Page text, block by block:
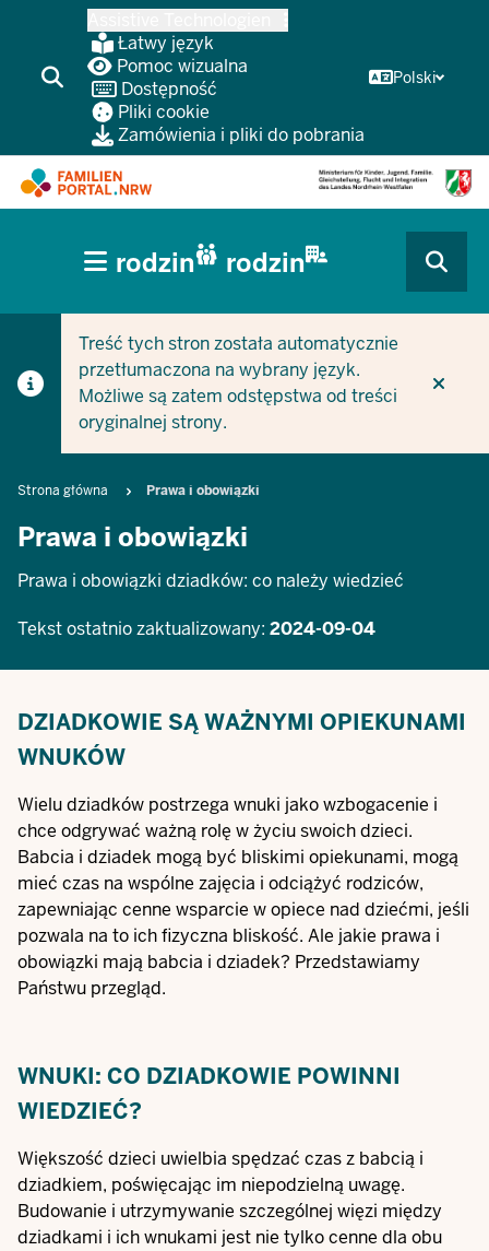
głównej
Łatwy język
Pomoc wizualna
Dostępność
Pliki cookie
Zamówienia i pliki do pobrania
Polski
CURRENT SECTION DLA FIRM/GMIN
CURRENT SECTION DLA RODZIN
HAUPTNAVIGATION
(BÜRGERBEREICH
rodzin rodzin
Treść tych stron została automatycznie
przetłumaczona na wybrany język.
Możliwe są zatem odstępstwa od treści
oryginalnej strony.
Breadcrumb
Strona główna Prawa i obowiązki
Prawa i obowiązki
Prawa i obowiązki dziadków: co należy wiedzieć
Tekst ostatnio zaktualizowany: 2024-09-04
DZIADKOWIE SĄ WAŻNYMI OPIEKUNAMI
WNUKÓW
Wielu dziadków postrzega wnuki jako wzbogacenie i
chce odgrywać ważną rolę w życiu swoich dzieci.
Babcia i dziadek mogą być bliskimi opiekunami, mogą
mieć czas na wspólne zajęcia i odciążyć rodziców,
zapewniając cenne wsparcie w opiece nad dziećmi, jeśli
pozwala na to ich fizyczna bliskość. Ale jakie prawa i
obowiązki mają babcia i dziadek? Przedstawiamy
Państwu przegląd.
WNUKI: CO DZIADKOWIE POWINNI
WIEDZIEĆ?
Większość dzieci uwielbia spędzać czas z babcią i
dziadkiem, poświęcając im niepodzielną uwagę.
Budowanie i utrzymywanie szczególnej więzi między
dziadkami i ich wnukami jest nie tylko cenne dla obu